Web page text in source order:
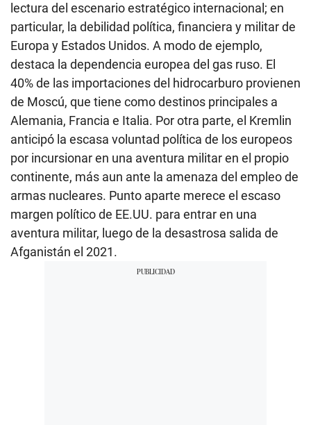
lectura del escenario estratégico internacional; en
particular, la debilidad política, financiera y militar de
Europa y Estados Unidos. A modo de ejemplo,
destaca la dependencia europea del gas ruso. El
40% de las importaciones del hidrocarburo provienen
de Moscú, que tiene como destinos principales a
Alemania, Francia e Italia. Por otra parte, el Kremlin
anticipó la escasa voluntad política de los europeos
por incursionar en una aventura militar en el propio
continente, más aun ante la amenaza del empleo de
armas nucleares. Punto aparte merece el escaso
margen político de EE.UU. para entrar en una
aventura militar, luego de la desastrosa salida de
Afganistán el 2021.